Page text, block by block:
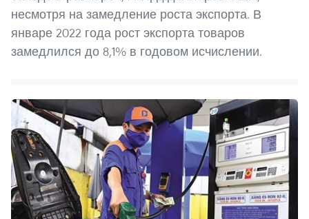
несмотря на замедление роста экспорта. В
январе 2022 года рост экспорта товаров
замедлился до 8,1% в годовом исчислении.